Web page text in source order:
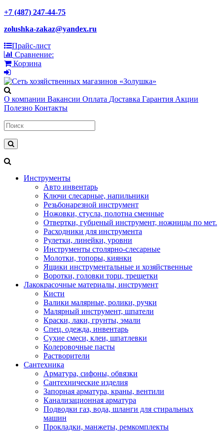
+7 (487) 247-44-75
zolushka-zakaz@yandex.ru
Прайс-лист
Сравнение:
Корзина
О компании Вакансии Оплата Доставка Гарантия Акции
Полезно Контакты
Инструменты
Авто инвентарь
Ключи слесарные, напильники
Резьбонарезной инструмент
Ножовки, стусла, полотна сменные
Отвертки, губценый инструмент, ножницы по мет.
Расходники для инструмента
Рулетки, линейки, уровни
Инструменты столярно-слесарные
Молотки, топоры, киянки
Ящики инструментальные и хозяйственные
Воротки, головки торц, трещетки
Лакокрасочные материалы, инструмент
Кисти
Валики малярные, ролики, ручки
Малярный инструмент, шпатели
Краски, лаки, грунты, эмали
Спец. одежда, инвентарь
Сухие смеси, клеи, шпатлевки
Колеровочные пасты
Растворители
Сантехника
Арматура, сифоны, обвязки
Сантехнические изделия
Запорная арматура, краны, вентили
Канализационная арматура
Подводки газ, вода, шланги для стиральных
машин
Прокладки, манжеты, ремкомплекты